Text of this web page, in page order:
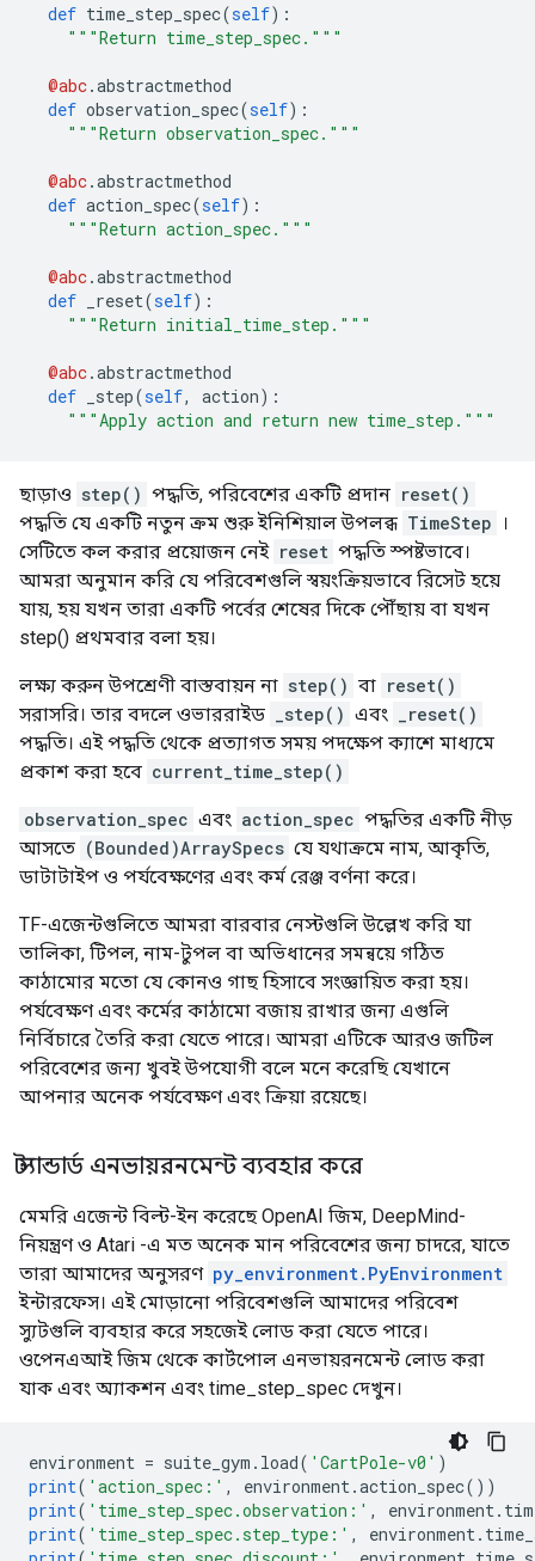
def time_step_spec(self):
"""Return time_step_spec."""
@abc.abstractmethod
def observation_spec(self):
"""Return observation_spec."""
@abc.abstractmethod
def action_spec(self):
"""Return action_spec."""
@abc.abstractmethod
def _reset(self):
"""Return initial_time_step."""
@abc.abstractmethod
def _step(self, action):
"""Apply action and return new time_step."""
ছাড়াও step() পদ্ধতি, পরিবেশের একটি প্রদান reset()
পদ্ধতি যে একটি নতুন ক্রম শুরু ইনিশিয়াল উপলব্ধ TimeStep
।
সেটিতে কল করার প্রয়োজন নেই reset পদ্ধতি স্পষ্টভাবে।
আমরা অনুমান করি যে পরিবেশগুলি স্বয়ংক্রিয়ভাবে রিসেট হয়ে
যায়, হয় যখন তারা একটি পর্বের শেষের দিকে পৌঁছায় বা যখন
step() প্রথমবার বলা হয়।
লক্ষ্য করুন উপশ্রেণী বাস্তবায়ন না step() বা reset()
সরাসরি। তার বদলে ওভাররাইড
_step() এবং
_reset()
পদ্ধতি। এই পদ্ধতি থেকে প্রত্যাগত সময় পদক্ষেপ ক্যাশে মাধ্যমে
প্রকাশ করা হবে current_time_step()
observation_spec এবং action_spec পদ্ধতির একটি নীড়
আসতে (Bounded)ArraySpecs যে যথাক্রমে নাম, আকৃতি,
ডাটাটাইপ ও পর্যবেক্ষণের এবং কর্ম রেঞ্জ বর্ণনা করে।
TF-এজেন্টগুলিতে আমরা বারবার নেস্টগুলি উল্লেখ করি যা
তালিকা, টিপল, নাম-টুপল বা অভিধানের সমন্বয়ে গঠিত
কাঠামোর মতো যে কোনও গাছ হিসাবে সংজ্ঞায়িত করা হয়।
পর্যবেক্ষণ এবং কর্মের কাঠামো বজায় রাখার জন্য এগুলি
নির্বিচারে তৈরি করা যেতে পারে। আমরা এটিকে আরও জটিল
পরিবেশের জন্য খুবই উপযোগী বলে মনে করেছি যেখানে
আপনার অনেক পর্যবেক্ষণ এবং ক্রিয়া রয়েছে।
স্ট্যান্ডার্ড এনভায়রনমেন্ট ব্যবহার করে
মেমরি এজেন্ট বিল্ট-ইন করেছে OpenAI জিম, DeepMind-
নিয়ন্ত্রণ ও Atari -এ মত অনেক মান পরিবেশের জন্য চাদরে, যাতে
তারা আমাদের অনুসরণ py_environment.PyEnvironment
ইন্টারফেস। এই মোড়ানো পরিবেশগুলি আমাদের পরিবেশ
স্যুটগুলি ব্যবহার করে সহজেই লোড করা যেতে পারে।
ওপেনএআই জিম থেকে কার্টপোল এনভায়রনমেন্ট লোড করা
যাক এবং অ্যাকশন এবং time_step_spec দেখুন।
environment = suite_gym . load( 'CartPole-v0' )
print( 'action_spec:' , environment.action_spec())
print( 'time_step_spec.observation:' , environment.
print( 'time_step_spec.step_type:' , environment.